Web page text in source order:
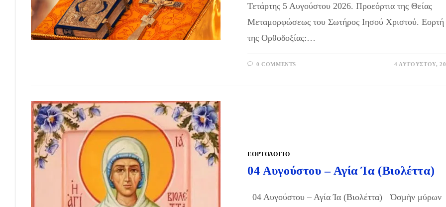
Τετάρτης 5 Αυγούστου 2026. Προεόρτια της Θείας
Μεταμορφώσεως του Σωτήρος Ιησού Χριστού. Εορτή
της Ορθοδοξίας:…
0 COMMENTS 4 ΑΥΓΟΎΣΤΟΥ,
ΕΟΡΤΟΛΟΓΙΟ
04 Αυγούστου – Αγία Ία (Βιολέττα)
04 Αυγούστου – Αγία Ία (Βιολέττα) Ὀσμὴν μύρων